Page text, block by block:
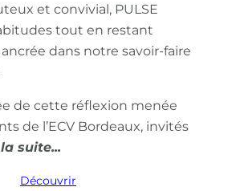
et convivial, PULSE
tout en restant
dans notre savoir-faire
de cette réflexion menée
de l’ECV Bordeaux, invités
Découvrir